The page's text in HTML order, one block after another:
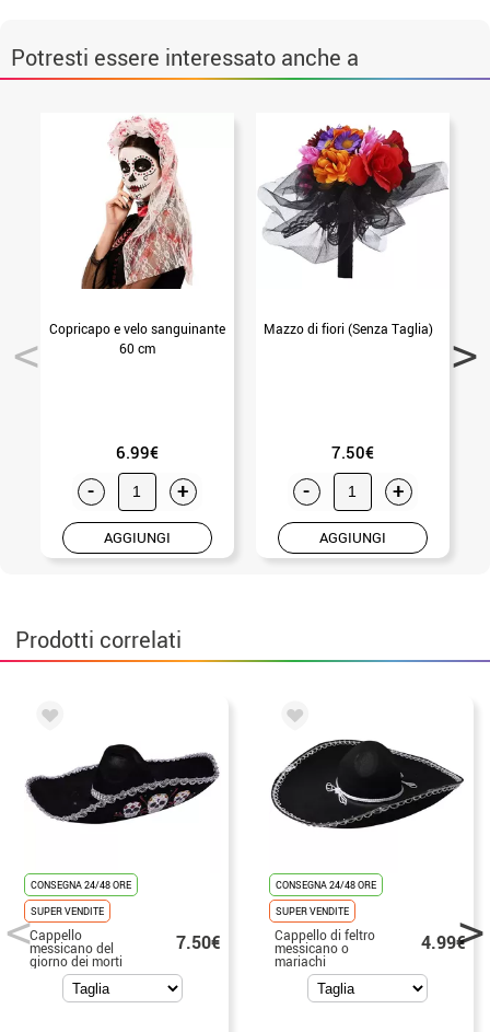
Potresti essere interessato anche a
Copricapo e velo sanguinante
60 cm
6.99€
- +
AGGIUNGI
Mazzo di fiori (Senza Taglia)
7.50€
- +
AGGIUNGI
Prodotti correlati
CONSEGNA 24/48 ORE
SUPER VENDITE
Cappello
messicano del
giorno dei morti
7.50€
CONSEGNA 24/48 ORE
SUPER VENDITE
Cappello di feltro
messicano o
mariachi
4.99€